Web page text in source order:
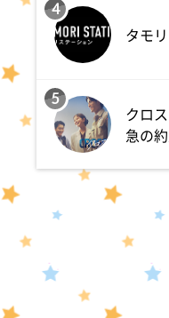
池上彰のニ
か!! 池上流
よる 8:54
タモリステ
石油 最前
は何なのか
10:24
サタデーステ
4
タモ
5
クロ
急の